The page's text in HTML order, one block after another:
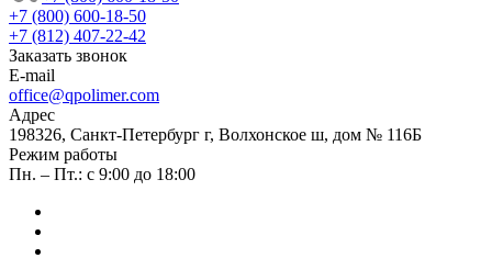
+7 (800) 600-18-50
+7 (812) 407-22-42
Заказать звонок
E-mail
office@qpolimer.com
Адрес
198326, Санкт-Петербург г, Волхонское ш, дом № 116Б
Режим работы
Пн. – Пт.: с 9:00 до 18:00